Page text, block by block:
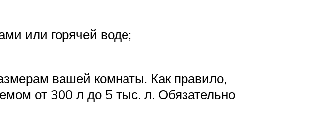
или горячей воде;
вашей комнаты. Как правило,
от 300 л до 5 тыс. л. Обязательно